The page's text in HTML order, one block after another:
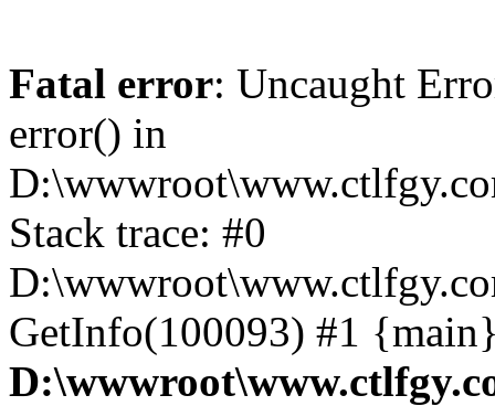
Fatal error: Uncaught
error() in
Stack trace: #0
GetInfo(100093) #1